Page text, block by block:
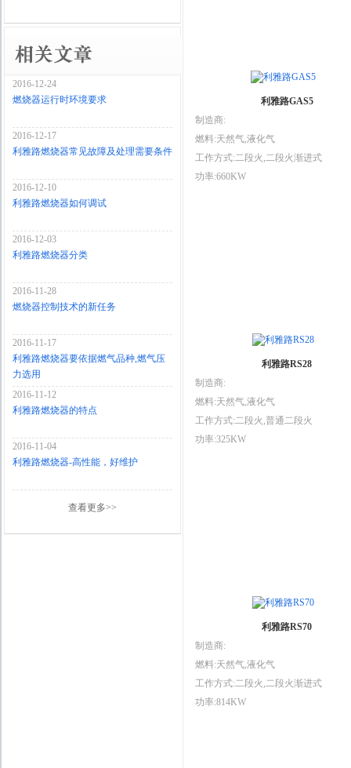
2016-12-24
燃烧器运行时环境要求
2016-12-17
利雅路燃烧器常见故障及处理需要条件
2016-12-10
利雅路燃烧器如何调试
2016-12-03
利雅路燃烧器分类
2016-11-28
燃烧器控制技术的新任务
2016-11-17
利雅路燃烧器要依据燃气品种,燃气压
力选用
2016-11-12
利雅路燃烧器的特点
2016-11-04
利雅路燃烧器-高性能，好维护
查看更多>>
利雅路GAS5
制造商:
燃料:天然气,液化气
工作方式:二段火,二段火渐进式
功率:660KW
利雅路RS28
制造商:
燃料:天然气,液化气
工作方式:二段火,普通二段火
功率:325KW
利雅路RS70
制造商:
燃料:天然气,液化气
工作方式:二段火,二段火渐进式
功率:814KW